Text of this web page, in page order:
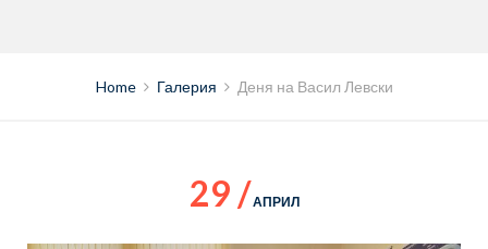
Home Галерия Деня на Васил Левски
29 /АПРИЛ